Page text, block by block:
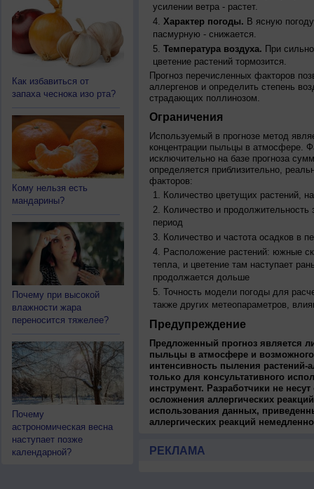
Как избавиться от
запаха чеснока изо рта?
Кому нельзя есть
мандарины?
Почему при высокой
влажности жара
переносится тяжелее?
Почему
астрономическая весна
наступает позже
календарной?
усилении ветра - растет.
Характер погоды. В ясную
пасмурную - снижается.
Температура воздуха. При
цветение растений тормозится.
Прогноз перечисленных факторов
аллергенов и определить степень
страдающих поллинозом.
Ограничения
Используемый в прогнозе метод
концентрации пыльцы в атмосфере.
исключительно на базе прогноза
определяется приблизительно,
факторов:
Количество цветущих растений,
Количество и продолжительность
период
Количество и частота осадков в
Расположение растений: южные
тепла, и цветение там наступает
продолжается дольше
Точность модели погоды для
также других метеопараметров,
Предупреждение
Предложенный прогноз является
пыльцы в атмосфере и
интенсивность пыления растений-
только для консультативного
инструмент. Разработчики не
осложнения аллергических
использования данных,
аллергических реакций
РЕКЛАМА